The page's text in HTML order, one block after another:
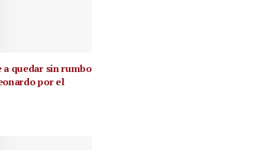
quedar sin rumbo
por el